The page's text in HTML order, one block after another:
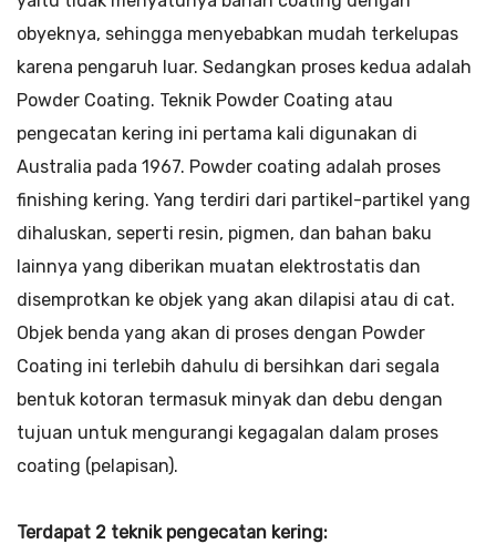
obyeknya, sehingga menyebabkan mudah terkelupas
karena pengaruh luar. Sedangkan proses kedua adalah
Powder Coating. Teknik Powder Coating atau
pengecatan kering ini pertama kali digunakan di
Australia pada 1967. Powder coating adalah proses
finishing kering. Yang terdiri dari partikel-partikel yang
dihaluskan, seperti resin, pigmen, dan bahan baku
lainnya yang diberikan muatan elektrostatis dan
disemprotkan ke objek yang akan dilapisi atau di cat.
Objek benda yang akan di proses dengan Powder
Coating ini terlebih dahulu di bersihkan dari segala
bentuk kotoran termasuk minyak dan debu dengan
tujuan untuk mengurangi kegagalan dalam proses
coating (pelapisan).
Terdapat 2 teknik pengecatan kering: